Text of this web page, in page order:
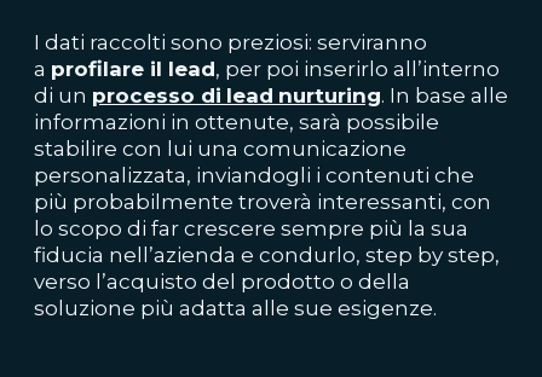
I dati raccolti sono preziosi: serviranno
a profilare il lead, per poi inserirlo all’interno
di un processo di lead nurturing. In base alle
informazioni in ottenute, sarà possibile
stabilire con lui una comunicazione
personalizzata, inviandogli i contenuti che
più probabilmente troverà interessanti, con
lo scopo di far crescere sempre più la sua
fiducia nell’azienda e condurlo, step by step,
verso l’acquisto del prodotto o della
soluzione più adatta alle sue esigenze.